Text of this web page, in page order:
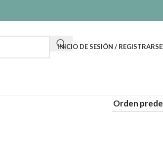
INICIO DE SESIÓN / REGISTRARSE